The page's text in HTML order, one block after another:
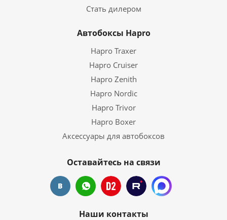
Стать дилером
Автобоксы Hapro
Hapro Traxer
Hapro Cruiser
Hapro Zenith
Hapro Nordic
Hapro Trivor
Hapro Boxer
Аксессуары для автобоксов
Оставайтесь на связи
Наши контакты